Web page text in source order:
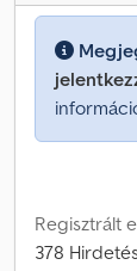
Regisztrált
378